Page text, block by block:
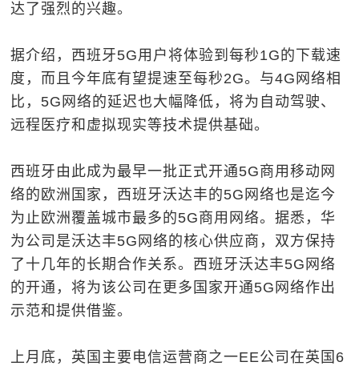
达了强烈的兴趣。
据介绍，西班牙5G用户将体验到每秒1G的下载速
度，而且今年底有望提速至每秒2G。与4G网络相
比，5G网络的延迟也大幅降低，将为自动驾驶、
远程医疗和虚拟现实等技术提供基础。
西班牙由此成为最早一批正式开通5G商用移动网
络的欧洲国家，西班牙沃达丰的5G网络也是迄今
为止欧洲覆盖城市最多的5G商用网络。据悉，华
为公司是沃达丰5G网络的核心供应商，双方保持
了十几年的长期合作关系。西班牙沃达丰5G网络
的开通，将为该公司在更多国家开通5G网络作出
示范和提供借鉴。
上月底，英国主要电信运营商之一EE公司在英国6